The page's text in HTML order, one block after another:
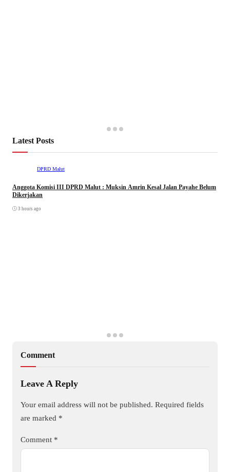
Latest Posts
DPRD Malut
Anggota Komisi III DPRD Malut : Muksin Amrin Kesal Jalan Payahe Belum
Dikerjakan
3 hours ago
Comment
Leave A Reply
Your email address will not be published. Required fields
are marked *
Comment *